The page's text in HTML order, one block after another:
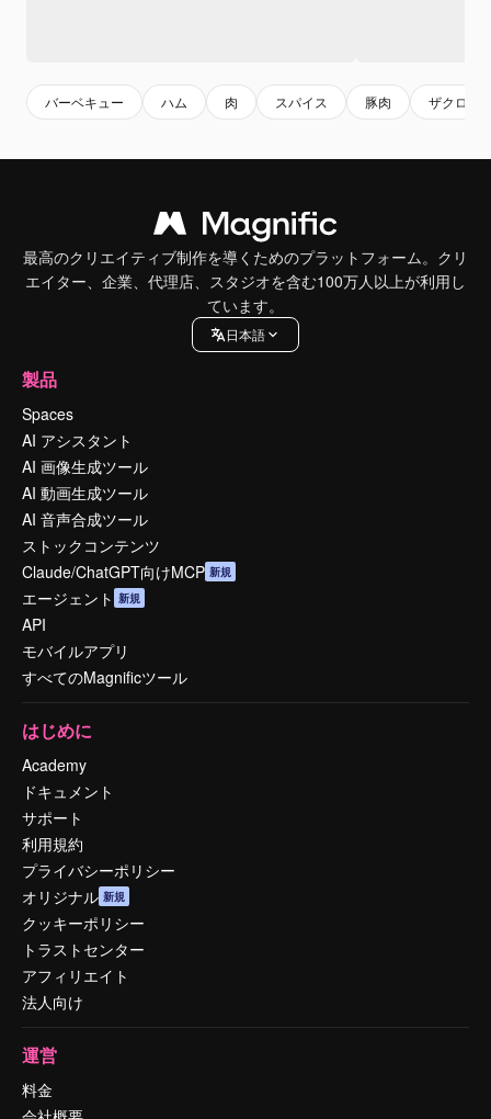
バーベキュー ハム 肉 スパイス 豚肉 ザクロ
最高のクリエイティブ制作を導くためのプラットフォーム。クリ
エイター、企業、代理店、スタジオを含む100万人以上が利用し
ています。
日本語
製品
Spaces
AI アシスタント
AI 画像生成ツール
AI 動画生成ツール
AI 音声合成ツール
ストックコンテンツ
Claude/ChatGPT向けMCP 新規
エージェント 新規
API
モバイルアプリ
すべてのMagnificツール
はじめに
Academy
ドキュメント
サポート
利用規約
プライバシーポリシー
オリジナル 新規
クッキーポリシー
トラストセンター
アフィリエイト
法人向け
運営
料金